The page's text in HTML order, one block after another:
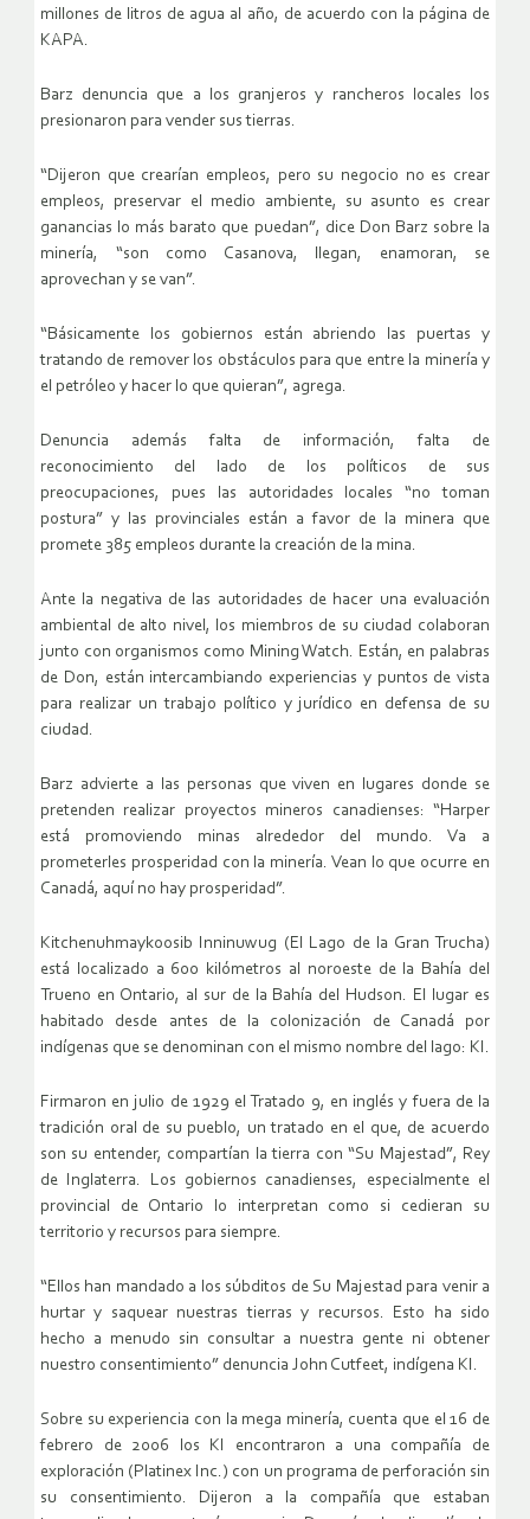
millones de litros de agua al año, de acuerdo con la página de
KAPA.
Barz denuncia que a los granjeros y rancheros locales los
presionaron para vender sus tierras.
“Dijeron que crearían empleos, pero su negocio no es crear
empleos, preservar el medio ambiente, su asunto es crear
ganancias lo más barato que puedan”, dice Don Barz sobre la
minería, “son como Casanova, llegan, enamoran, se
aprovechan y se van”.
“Básicamente los gobiernos están abriendo las puertas y
tratando de remover los obstáculos para que entre la minería y
el petróleo y hacer lo que quieran”, agrega.
Denuncia además falta de información, falta de
reconocimiento del lado de los políticos de sus
preocupaciones, pues las autoridades locales “no toman
postura” y las provinciales están a favor de la minera que
promete 385 empleos durante la creación de la mina.
Ante la negativa de las autoridades de hacer una evaluación
ambiental de alto nivel, los miembros de su ciudad colaboran
junto con organismos como Mining Watch. Están, en palabras
de Don, están intercambiando experiencias y puntos de vista
para realizar un trabajo político y jurídico en defensa de su
ciudad.
Barz advierte a las personas que viven en lugares donde se
pretenden realizar proyectos mineros canadienses: “Harper
está promoviendo minas alrededor del mundo. Va a
prometerles prosperidad con la minería. Vean lo que ocurre en
Canadá, aquí no hay prosperidad”.
Kitchenuhmaykoosib Inninuwug (El Lago de la Gran Trucha)
está localizado a 600 kilómetros al noroeste de la Bahía del
Trueno en Ontario, al sur de la Bahía del Hudson. El lugar es
habitado desde antes de la colonización de Canadá por
indígenas que se denominan con el mismo nombre del lago: KI.
Firmaron en julio de 1929 el Tratado 9, en inglés y fuera de la
tradición oral de su pueblo, un tratado en el que, de acuerdo
son su entender, compartían la tierra con “Su Majestad”, Rey
de Inglaterra. Los gobiernos canadienses, especialmente el
provincial de Ontario lo interpretan como si cedieran su
territorio y recursos para siempre.
“Ellos han mandado a los súbditos de Su Majestad para venir a
hurtar y saquear nuestras tierras y recursos. Esto ha sido
hecho a menudo sin consultar a nuestra gente ni obtener
nuestro consentimiento” denuncia John Cutfeet, indígena KI.
Sobre su experiencia con la mega minería, cuenta que el 16 de
febrero de 2006 los KI encontraron a una compañía de
exploración (Platinex Inc.) con un programa de perforación sin
su consentimiento. Dijeron a la compañía que estaban